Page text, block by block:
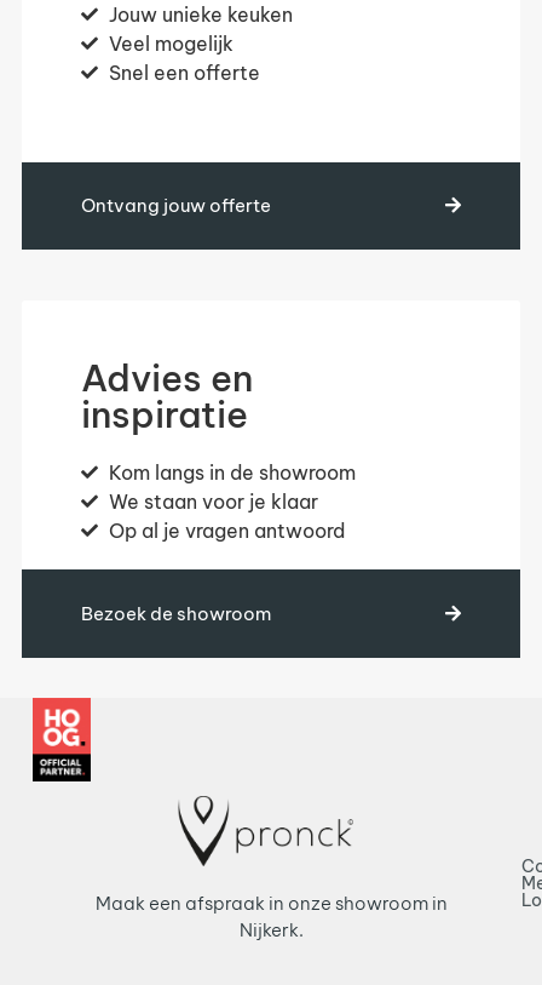
Jouw unieke keuken
Veel mogelijk
Snel een offerte
Ontvang jouw offerte
Advies en
inspiratie
Kom langs in de showroom
We staan voor je klaar
Op al je vragen antwoord
Bezoek de showroom
Maak een afspraak in onze showroom in
Nijkerk.